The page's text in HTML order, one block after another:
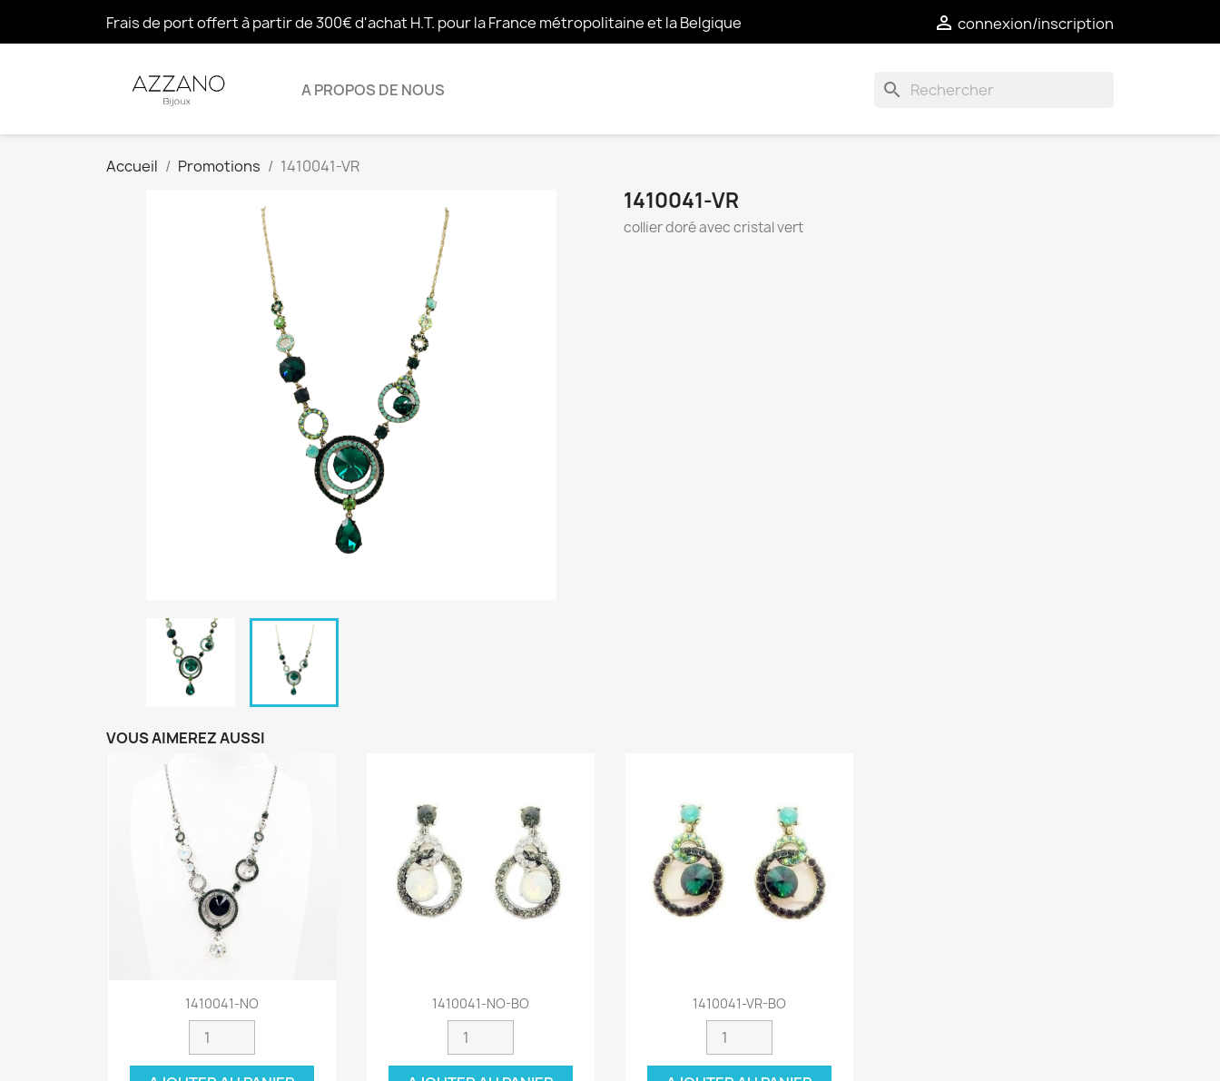
Frais de port offert à partir de 300€ d'achat H.T. pour la France métropolitaine et la Belgique  connexion/inscription
search
A PROPOS DE NOUS
Accueil Promotions 1410041-VR
1410041-VR
collier doré avec cristal vert
VOUS AIMEREZ AUSSI
Aperçu rapide
1410041-NO Aperçu rapide
1410041-NO-BO Aperçu rapide
1410041-VR-BO